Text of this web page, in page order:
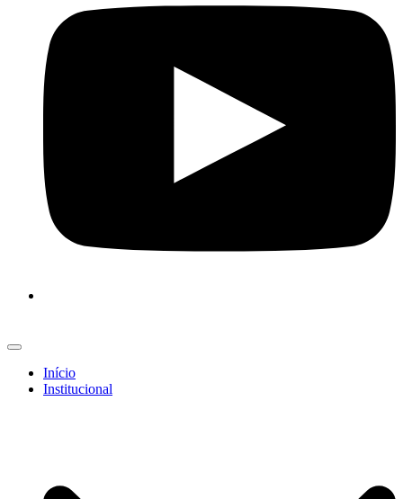
Início
Institucional